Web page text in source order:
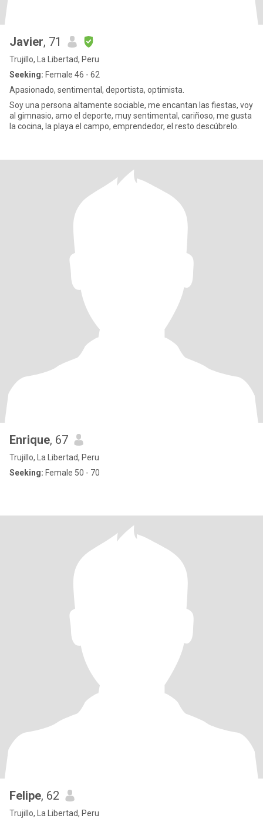
Javier, 71
Trujillo, La Libertad, Peru
Seeking: Female 46 - 62
Apasionado, sentimental, deportista, optimista.
Soy una persona altamente sociable, me encantan las fiestas, voy
al gimnasio, amo el deporte, muy sentimental, cariñoso, me gusta
la cocina, la playa el campo, emprendedor, el resto descúbrelo.
Enrique, 67
Trujillo, La Libertad, Peru
Seeking: Female 50 - 70
Felipe, 62
Trujillo, La Libertad, Peru